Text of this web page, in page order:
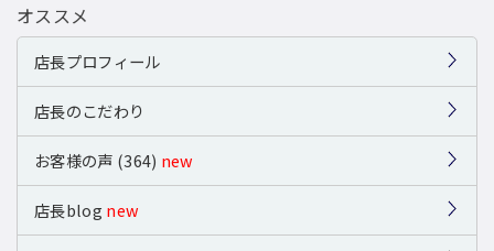
オススメ
店長プロフィール
店長のこだわり
お客様の声 (364) new
店長blog new